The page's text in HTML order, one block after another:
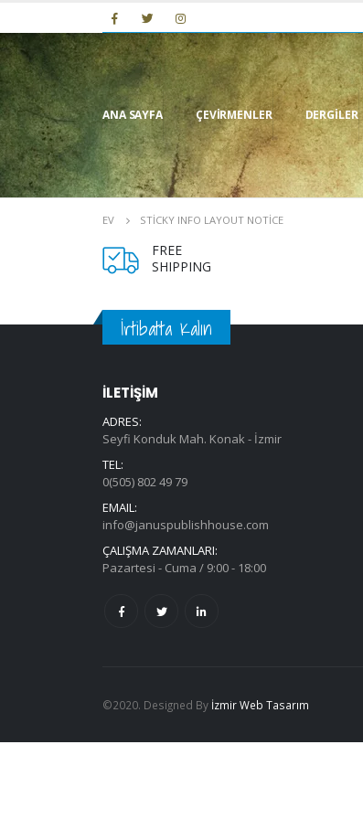
ANA SAYFA ÇEVIRMENLER DERGILER
EV STICKY INFO LAYOUT NOTICE
FREE
SHIPPING
İrtibatta Kalın
İLETİŞİM
ADRES:
Seyfi Konduk Mah. Konak - İzmir
TEL:
0(505) 802 49 79
EMAIL:
info@januspublishhouse.com
ÇALIŞMA ZAMANLARI:
Pazartesi - Cuma / 9:00 - 18:00
©2020. Designed By İzmir Web Tasarım